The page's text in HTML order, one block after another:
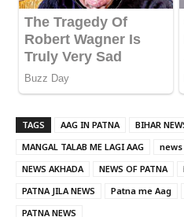
TAGS AAG IN PATNA BIHAR
MANGAL TALAB ME LAGI AAG
news
NEWS AKHADA
NEWS OF PATNA
PATNA JILA NEWS
Patna me Aag
PATNA NEWS